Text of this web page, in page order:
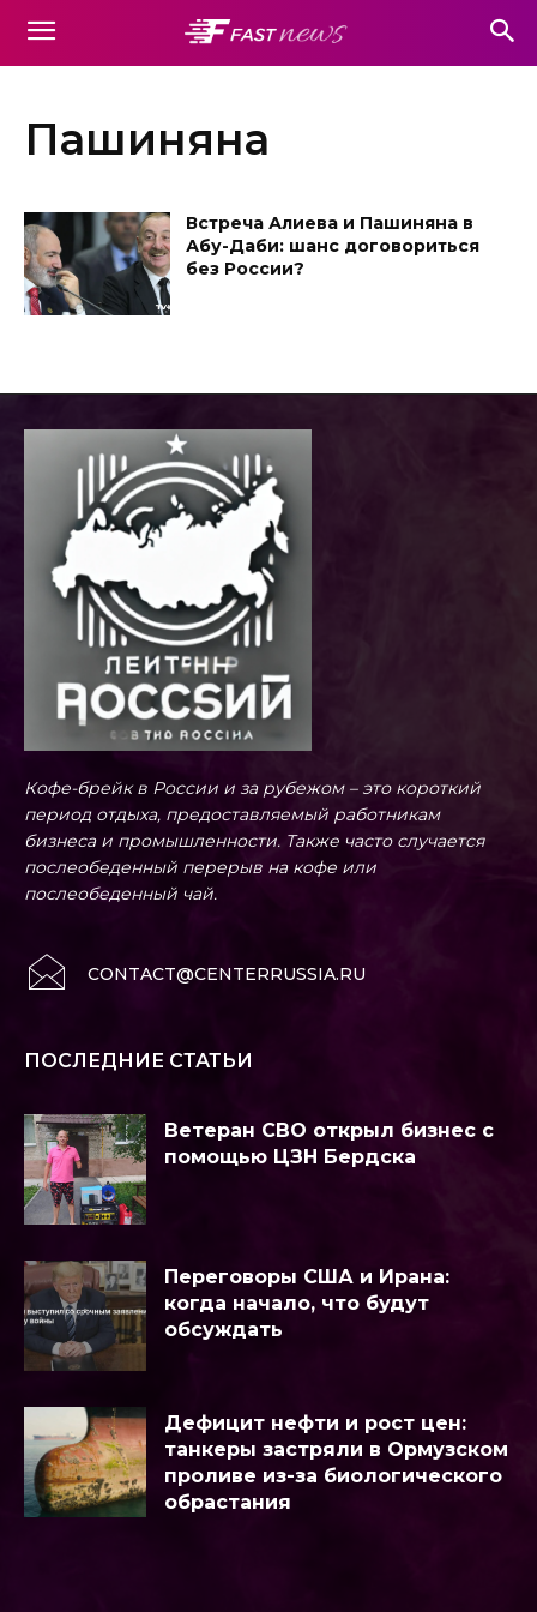
Пашиняна
Встреча Алиева и Пашиняна в
Абу-Даби: шанс договориться
без России?
Кофе-брейк в России и за рубежом – это короткий
период отдыха, предоставляемый работникам
бизнеса и промышленности. Также часто случается
послеобеденный перерыв на кофе или
послеобеденный чай.
CONTACT@CENTERRUSSIA.RU
ПОСЛЕДНИЕ СТАТЬИ
Ветеран СВО открыл бизнес с
помощью ЦЗН Бердска
Переговоры США и Ирана:
когда начало, что будут
обсуждать
Дефицит нефти и рост цен:
танкеры застряли в Ормузском
проливе из-за биологического
обрастания